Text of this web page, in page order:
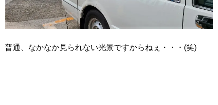
普通、なかなか見られない光景ですからねぇ・・・(笑)